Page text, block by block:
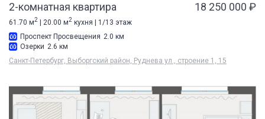
2-комнатная квартира 18 250 000 ₽
61.70 м2 | 20.00 м2 кухня | 1/13 этаж
Проспект Просвещения 2.0 км
Озерки 2.6 км
Санкт-Петербург, Выборгский район, Руднева ул., строение 1, 15